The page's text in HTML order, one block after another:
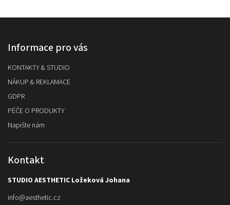
Informace pro vás
KONTAKTY & STUDIO
NÁKUP & REKLAMACE
GDPR
PÉČE O PRODUKTY
Napište nám
Kontakt
STUDIO AESTHETIC Ložeková Johana
info@aesthetic.cz